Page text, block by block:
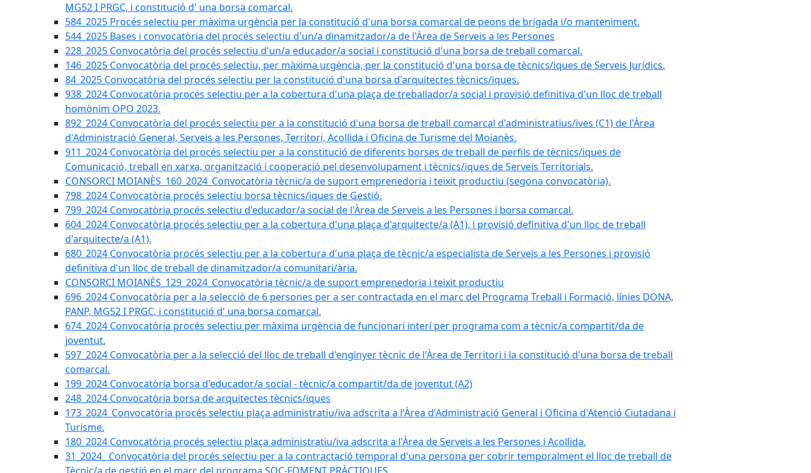
MG52 I PRGC, i constitució d' una borsa comarcal.
584_2025 Procés selectiu per màxima urgència per la constitució d'una borsa comarcal de peons de brigada i/o manteniment.
544_2025 Bases i convocatòria del procés selectiu d'un/a dinamitzador/a de l'Àrea de Serveis a les Persones
228_2025 Convocatòria del procés selectiu d'un/a educador/a social i constitució d'una borsa de treball comarcal.
146_2025 Convocatòria del procés selectiu, per màxima urgència, per la constitució d'una borsa de tècnics/iques de Serveis Jurídics.
84_2025 Convocatòria del procés selectiu per la constitució d'una borsa d'arquitectes tècnics/iques.
938_2024 Convocatòria procés selectiu per a la cobertura d'una plaça de treballador/a social i provisió definitiva d'un lloc de treball
homònim OPO 2023.
892_2024 Convocatòria del procés selectiu per a la constitució d'una borsa de treball comarcal d'administratius/ives (C1) de l'Àrea
d'Administració General, Serveis a les Persones, Territori, Acollida i Oficina de Turisme del Moianès.
911_2024 Convocatòria del procés selectiu per a la constitució de diferents borses de treball de perfils de tècnics/iques de
Comunicació, treball en xarxa, organització i cooperació pel desenvolupament i tècnics/iques de Serveis Territorials.
CONSORCI MOIANÈS_160_2024_Convocatòria tècnic/a de suport emprenedoria i teixit productiu (segona convocatòria).
798_2024 Convocatòria procés selectiu borsa tècnics/iques de Gestió.
799_2024 Convocatòria procés selectiu d'educador/a social de l'Àrea de Serveis a les Persones i borsa comarcal.
604_2024 Convocatòria procés selectiu per a la cobertura d'una plaça d'arquitecte/a (A1), i provisió definitiva d'un lloc de treball
d'arquitecte/a (A1).
680_2024 Convocatòria procés selectiu per a la cobertura d'una plaça de tècnic/a especialista de Serveis a les Persones i provisió
definitiva d'un lloc de treball de dinamitzador/a comunitari/ària.
CONSORCI MOIANÈS_129_2024_Convocatòria tècnic/a de suport emprenedoria i teixit productiu
696_2024 Convocatòria per a la selecció de 6 persones per a ser contractada en el marc del Programa Treball i Formació, línies DONA,
PANP, MG52 I PRGC, i constitució d' una borsa comarcal.
674_2024 Convocatòria procés selectiu per màxima urgència de funcionari interí per programa com a tècnic/a compartit/da de
joventut.
597_2024 Convocatòria per a la selecció del lloc de treball d'enginyer tècnic de l'Àrea de Territori i la constitució d'una borsa de treball
comarcal.
199_2024 Convocatòria borsa d'educador/a social - tècnic/a compartit/da de joventut (A2)
248_2024 Convocatòria borsa de arquitectes tècnics/iques
173_2024_Convocatòria procés selectiu plaça administratiu/iva adscrita a l'Àrea d'Administració General i Oficina d'Atenció Ciutadana i
Turisme.
180_2024 Convocatòria procés selectiu plaça administratiu/iva adscrita a l'Àrea de Serveis a les Persones i Acollida.
31_2024_ Convocatòria del procés selectiu per a la contractació temporal d'una persona per cobrir temporalment el lloc de treball de